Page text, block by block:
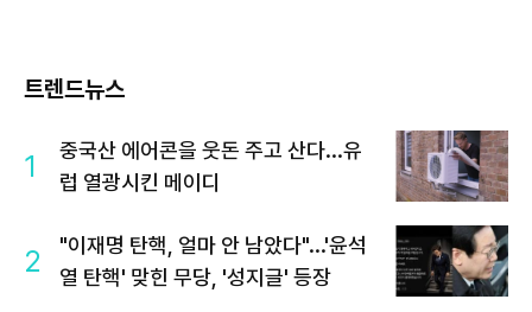
트렌드뉴스
1
중국산 에어콘을 웃돈 주고 산다...유
럽 열광시킨 메이디
2
"이재명 탄핵, 얼마 안 남았다"...'윤석
열 탄핵' 맞힌 무당, '성지글' 등장